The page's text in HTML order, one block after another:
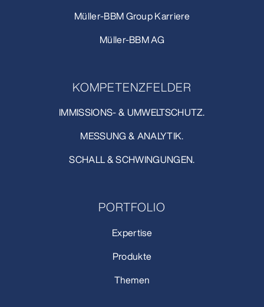
Müller-BBM Group Karriere
Müller-BBM AG
KOMPETENZFELDER
IMMISSIONS- & UMWELTSCHUTZ.
MESSUNG & ANALYTIK.
SCHALL & SCHWINGUNGEN.
PORTFOLIO
Expertise
Produkte
Themen